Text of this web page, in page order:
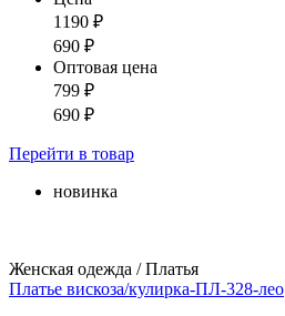
1190 ₽
690 ₽
Оптовая цена
799 ₽
690 ₽
Перейти в товар
новинка
Женская одежда / Платья
Платье вискоза/кулирка-ПЛ-328-лео